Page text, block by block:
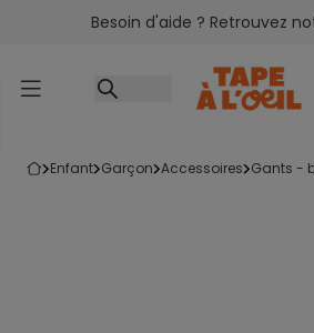
Accéder au contenu
Besoin d'aide ? Retrouvez
enfant garçon accessoires gants -